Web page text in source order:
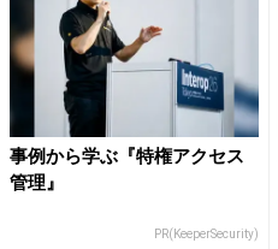
事例から学ぶ『特権アクセス
管理』
PR(KeeperSecurity)